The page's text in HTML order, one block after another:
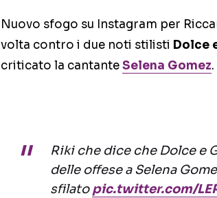
Nuovo sfogo su Instagram per
volta contro i due noti stilisti Dolce
criticato la cantanteSelena Gomez.
Riki che dice che Dolce e
delle offese a Selena
sfilatopic.twitter.com/